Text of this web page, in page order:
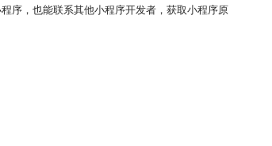
序，也能联系其他小程序开发者，获取小程序原